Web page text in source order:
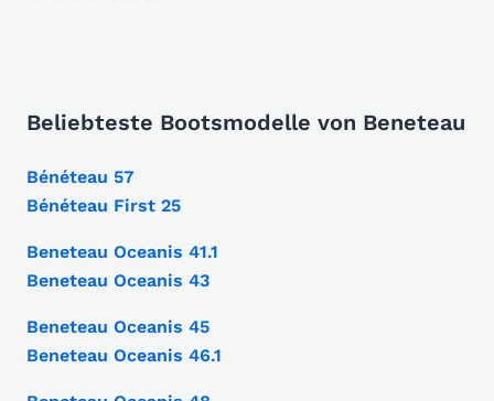
Beliebteste Bootsmodelle von Beneteau
Bénéteau 57
Bénéteau First 25
Beneteau Oceanis 41.1
Beneteau Oceanis 43
Beneteau Oceanis 45
Beneteau Oceanis 46.1